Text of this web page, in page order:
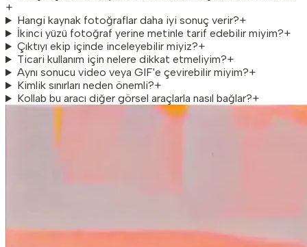
+
Hangi kaynak fotoğraflar daha iyi sonuç verir?+
İkinci yüzü fotoğraf yerine metinle tarif edebilir miyim?+
Çıktıyı ekip içinde inceleyebilir miyiz?+
Ticari kullanım için nelere dikkat etmeliyim?+
Aynı sonucu video veya GIF'e çevirebilir miyim?+
Kimlik sınırları neden önemli?+
Kollab bu aracı diğer görsel araçlarla nasıl bağlar?+